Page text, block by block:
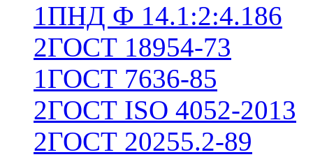
1ПНД Ф 14.1:2:4.186
2ГОСТ 18954-73
1ГОСТ 7636-85
2ГОСТ ISO 4052-2013
2ГОСТ 20255.2-89